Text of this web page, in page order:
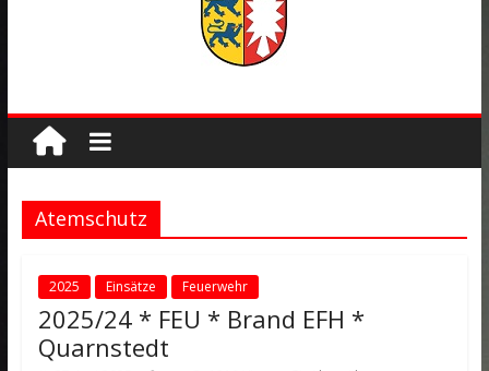
Atemschutz
2025 Einsätze Feuerwehr
2025/24 * FEU * Brand EFH *
Quarnstedt